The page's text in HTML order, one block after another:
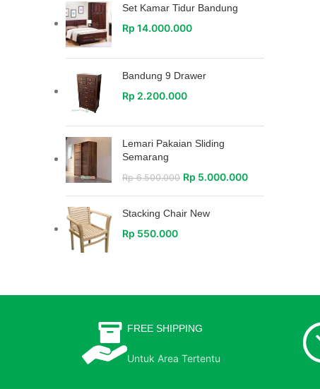
Set Kamar Tidur Bandung
Rp 14.000.000
Bandung 9 Drawer
Rp 2.200.000
Lemari Pakaian Sliding
Semarang
Rp6.500.000 Rp 5.000.000
Stacking Chair New
Rp 550.000
FREE SHIPPING
Untuk Area Tertentu